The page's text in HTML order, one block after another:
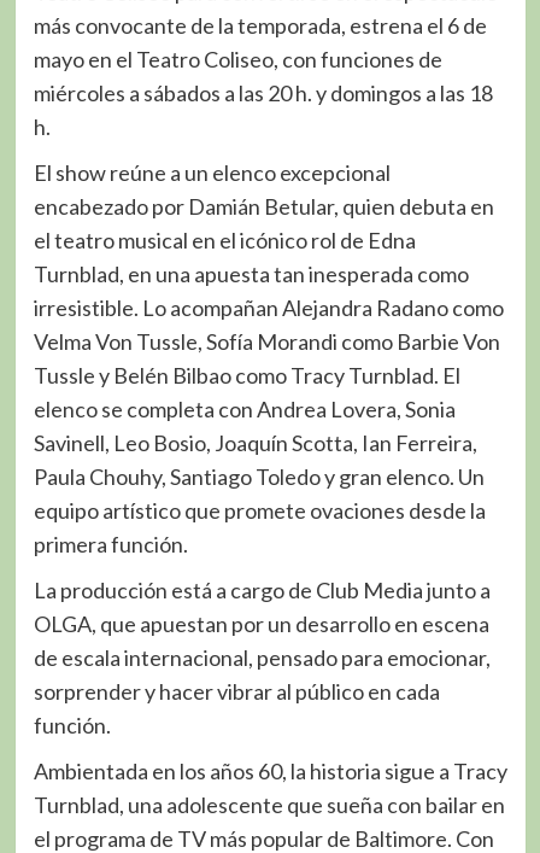
más convocante de la temporada, estrena el 6 de
mayo en el Teatro Coliseo, con funciones de
miércoles a sábados a las 20 h. y domingos a las 18
h.
El show reúne a un elenco excepcional
encabezado por Damián Betular, quien debuta en
el teatro musical en el icónico rol de Edna
Turnblad, en una apuesta tan inesperada como
irresistible. Lo acompañan Alejandra Radano como
Velma Von Tussle, Sofía Morandi como Barbie Von
Tussle y Belén Bilbao como Tracy Turnblad. El
elenco se completa con Andrea Lovera, Sonia
Savinell, Leo Bosio, Joaquín Scotta, Ian Ferreira,
Paula Chouhy, Santiago Toledo y gran elenco. Un
equipo artístico que promete ovaciones desde la
primera función.
La producción está a cargo de Club Media junto a
OLGA, que apuestan por un desarrollo en escena
de escala internacional, pensado para emocionar,
sorprender y hacer vibrar al público en cada
función.
Ambientada en los años 60, la historia sigue a Tracy
Turnblad, una adolescente que sueña con bailar en
el programa de TV más popular de Baltimore. Con